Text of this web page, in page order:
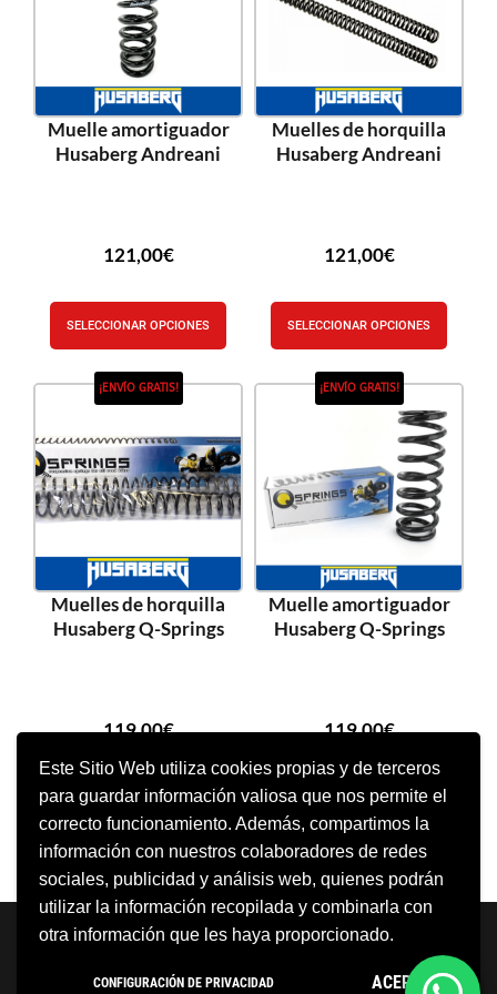
Este Sitio Web utiliza cookies propias y de terceros
para guardar información valiosa que nos permite el
correcto funcionamiento. Además, compartimos la
información con nuestros colaboradores de redes
sociales, publicidad y análisis web, quienes podrán
utilizar la información recopilada y combinarla con
otra información que les haya proporcionado.
CONFIGURACIÓN DE PRIVACIDAD ACEPTO
Muelle amortiguador
Husaberg Andreani
121,00€
SELECCIONAR OPCIONES
Muelles de horquilla
Husaberg Andreani
121,00€
SELECCIONAR OPCIONES
¡ENVÍO GRATIS!
Muelles de horquilla
Husaberg Q-Springs
119,00€
SELECCIONAR OPCIONES
¡ENVÍO GRATIS!
Muelle amortiguador
Husaberg Q-Springs
119,00€
SELECCIONAR OPCIONES
Neve | Funciona gracias a WordPress